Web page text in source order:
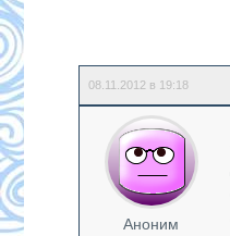
08.11.2012 в 19:18
Аноним